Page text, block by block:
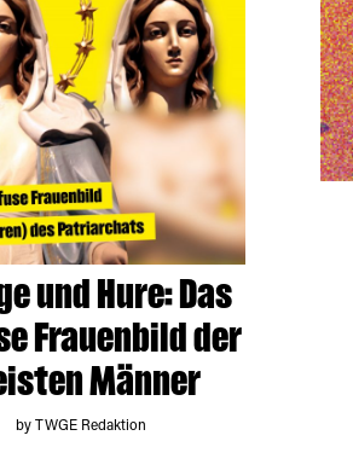
und Hure: Das
Frauenbild der
Männer
by TWGE Redaktion